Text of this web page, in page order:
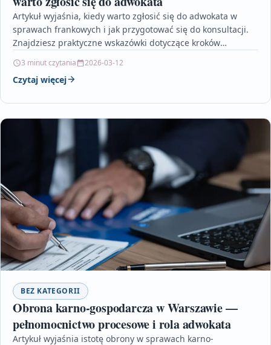
Artykuł wyjaśnia, kiedy warto zgłosić się do adwokata w
sprawach frankowych i jak przygotować się do konsultacji.
Znajdziesz praktyczne wskazówki dotyczące kroków
3 minut czytania 2026-03-12
Czytaj więcej
BEZ KATEGORII
Obrona karno-gospodarcza w Warszawie —
pełnomocnictwo procesowe i rola adwokata
Artykuł wyjaśnia istotę obrony w sprawach karno-